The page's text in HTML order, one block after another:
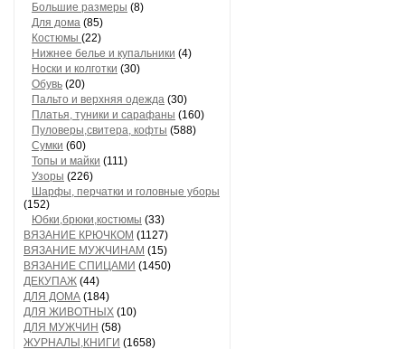
Большие размеры (8)
Для дома (85)
Костюмы (22)
Нижнее белье и купальники (4)
Носки и колготки (30)
Обувь (20)
Пальто и верхняя одежда (30)
Платья, туники и сарафаны (160)
Пуловеры,свитера, кофты (588)
Сумки (60)
Топы и майки (111)
Узоры (226)
Шарфы, перчатки и головные уборы
(152)
Юбки,брюки,костюмы (33)
ВЯЗАНИЕ КРЮЧКОМ (1127)
ВЯЗАНИЕ МУЖЧИНАМ (15)
ВЯЗАНИЕ СПИЦАМИ (1450)
ДЕКУПАЖ (44)
ДЛЯ ДОМА (184)
ДЛЯ ЖИВОТНЫХ (10)
ДЛЯ МУЖЧИН (58)
ЖУРНАЛЫ,КНИГИ (1658)